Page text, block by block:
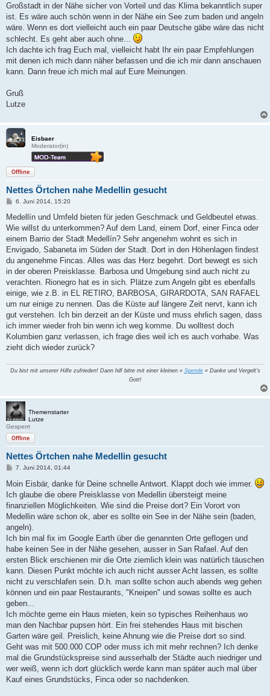
Großstadt in der Nähe sicher von Vorteil und das Klima bekanntlich super
ist. Es wäre auch schön wenn in der Nähe ein See zum baden und angeln
wäre. Wenn es dort vielleicht auch ein paar Deutsche gäbe wäre das nicht
schlecht. Es geht aber auch ohne...
Ich dachte ich frag Euch mal, vielleicht habt Ihr ein paar Empfehlungen
mit denen ich mich dann näher befassen und die ich mir dann anschauen
kann. Dann freue ich mich mal auf Eure Meinungen.
Gruß
Lutze
Eisbaer
Moderator(in)
Offline
Nettes Örtchen nahe Medellin gesucht
B
i
r
a
6. Juni 2014, 15:20
Medellín und Umfeld bieten für jeden Geschmack und Geldbeutel etwas.
Wie willst du unterkommen? Auf dem Land, einem Dorf, einer Finca oder
einem Barrio der Stadt Medellín? Sehr angenehm wohnt es sich in
Envigado, Sabaneta im Süden der Stadt. Dort in den Höhenlagen findest
du angenehme Fincas. Alles was das Herz begehrt. Dort bewegt es sich
in der oberen Preisklasse. Barbosa und Umgebung sind auch nicht zu
verachten. Rionegro hat es in sich. Plätze zum Angeln gibt es ebenfalls
einige, wie z.B. in EL RETIRO, BARBOSA, GIRARDOTA, SAN RAFAEL
um nur einige zu nennen. Das die Küste auf längere Zeit nervt, kann ich
gut verstehen. Ich bin derzeit an der Küste und muss ehrlich sagen, dass
ich immer wieder froh bin wenn ich weg komme. Du wolltest doch
Kolumbien ganz verlassen, ich frage dies weil ich es auch vorhabe. Was
zieht dich wieder zurück?
Du bist mit unserer Hilfe zufrieden! Dann hilf bitte mit einer kleinen » Spende« Danke und Vergelt's
Gott!
Themenstarter
Lutze
Gesperrt
Offline
Nettes Örtchen nahe Medellin gesucht
B
i
t
r
a
g
7. Juni 2014, 01:44
Moin Eisbär, danke für Deine schnelle Antwort. Klappt doch wie immer.
Ich glaube die obere Preisklasse von Medellin übersteigt meine
finanziellen Möglichkeiten. Wie sind die Preise dort? Ein Vorort von
Medellin wäre schon ok, aber es sollte ein See in der Nähe sein (baden,
angeln).
Ich bin mal fix im Google Earth über die genannten Orte geflogen und
habe keinen See in der Nähe gesehen, ausser in San Rafael. Auf den
ersten Blick erschienen mir die Orte ziemlich klein was natürlich täuschen
kann. Diesen Punkt möchte ich auch nicht ausser Acht lassen, es sollte
nicht zu verschlafen sein. D.h. man sollte schon auch abends weg gehen
können und ein paar Restaurants, "Kneipen" und sowas sollte es auch
geben...
Ich möchte gerne ein Haus mieten, kein so typisches Reihenhaus wo
man den Nachbar pupsen hört. Ein frei stehendes Haus mit bischen
Garten wäre geil. Preislich, keine Ahnung wie die Preise dort so sind.
Geht was mit 500.000 COP oder muss ich mit mehr rechnen? Ich denke
mal die Grundstückspreise sind ausserhalb der Städte auch niedriger und
wer weiß, wenn ich dort glücklich werde kann man später auch mal über
Kauf eines Grundstücks, Finca oder so nachdenken.